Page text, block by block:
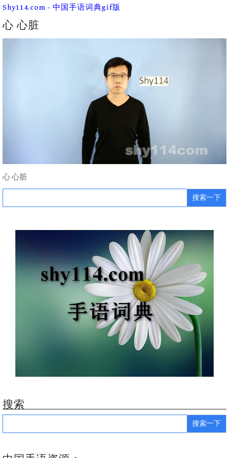
Skip
content
Shy114.com - 中国手语词典gif版
心 心脏
心 心脏
Search
搜索
Search